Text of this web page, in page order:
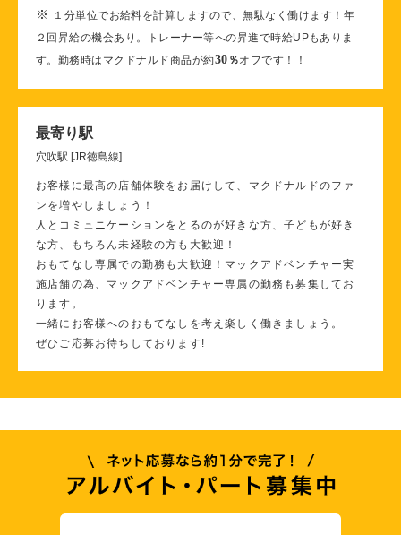
※
１分単位でお給料を計算しますので、無駄なく働けます！年
２回昇給の機会あり。トレーナー等への昇進で時給UPもありま
す。勤務時はマクドナルド商品が約30 ％オフです！！
最寄り駅
穴吹駅 [JR徳島線]
お客様に最高の店舗体験をお届けして、マクドナルドのファ
ンを増やしましょう！
人とコミュニケーションをとるのが好きな方、子どもが好き
な方、もちろん未経験の方も大歓迎！
おもてなし専属での勤務も大歓迎！マックアドベンチャー実
施店舗の為、マックアドベンチャー専属の勤務も募集してお
ります。
一緒にお客様へのおもてなしを考え楽しく働きましょう。
ぜひご応募お待ちしております!